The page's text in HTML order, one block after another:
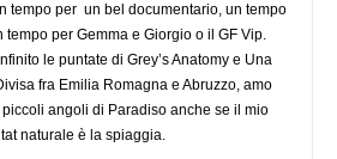
tempo per un bel documentario, un tempo
tempo per Gemma e Giorgio o il GF Vip.
le puntate di Grey’s Anatomy e Una
fra Emilia Romagna e Abruzzo, amo
angoli di Paradiso anche se il mio
naturale è la spiaggia.